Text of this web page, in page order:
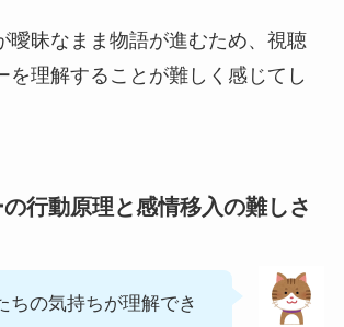
曖昧なまま物語が進むため、視聴
を理解することが難しく感じてし
行動原理と感情移入の難しさ
ちの気持ちが理解でき